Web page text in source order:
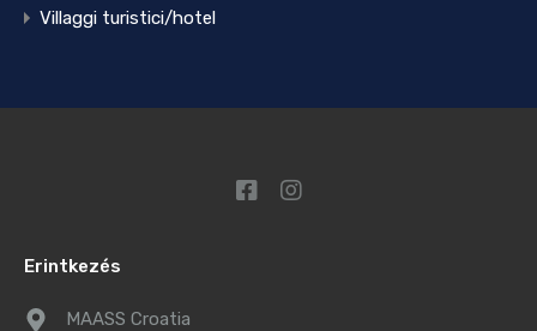
Villaggi turistici/hotel
Erintkezés
MAASS Croatia